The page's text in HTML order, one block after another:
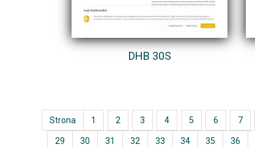
DHB 30S
Strona 1 2 3 4 5 6 7
29 30 31 32 33 34 35 36